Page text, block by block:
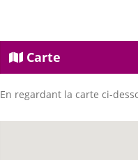
Carte
En regardant la carte ci-